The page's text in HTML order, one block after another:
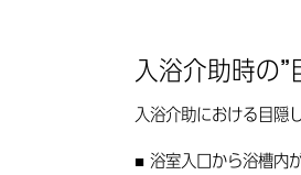
入浴介助時の”
入浴介助における目隠
浴室入口から浴槽内